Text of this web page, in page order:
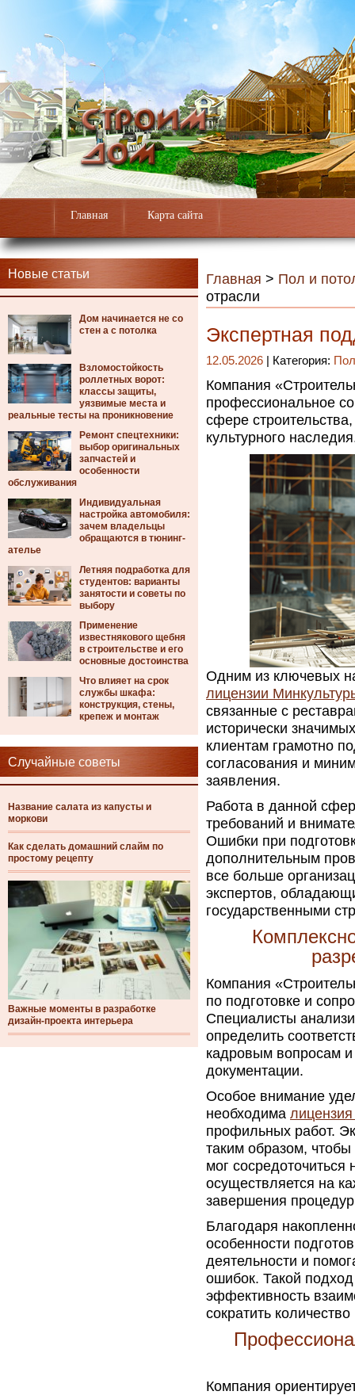
Главная Карта сайта
Новые статьи
Дом начинается не со
стен а с потолка
Взломостойкость
роллетных ворот:
классы защиты,
уязвимые места и
реальные тесты на проникновение
Ремонт спецтехники:
выбор оригинальных
запчастей и
особенности
обслуживания
Индивидуальная
настройка автомобиля:
зачем владельцы
обращаются в тюнинг-
ателье
Летняя подработка для
студентов: варианты
занятости и советы по
выбору
Применение
известнякового щебня
в строительстве и его
основные достоинства
Что влияет на срок
службы шкафа:
конструкция, стены,
крепеж и монтаж
Случайные советы
Название салата из капусты и
моркови
Как сделать домашний слайм по
простому рецепту
Важные моменты в разработке
дизайн-проекта интерьера
Главная > Пол и
отрасли
Экспертная
12.05.2026 | Категория:
Компания
профессиональное
сфере
культурного
Одним из ключевых
лицензии
связанные с
исторически
клиентам грамотно
согласования и
заявления.
Работа в данной
требований и
Ошибки при
дополнительным
все больше
экспертов,
государственными
Компания
по подготовке и
Специалисты
определить
кадровым вопросам
документации.
Особое внимание
необходима
профильных работ.
таким образом,
мог
осуществляется на
завершения
Благодаря
особенности
деятельности и
ошибок. Такой
эффективность
сократить
Компания